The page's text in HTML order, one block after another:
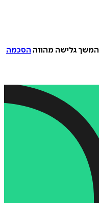
המשך גלישה מהווה הסכמה